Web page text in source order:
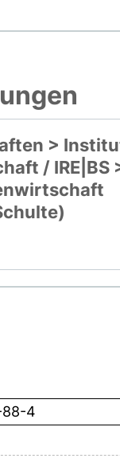
>
/ IRE|BS
4